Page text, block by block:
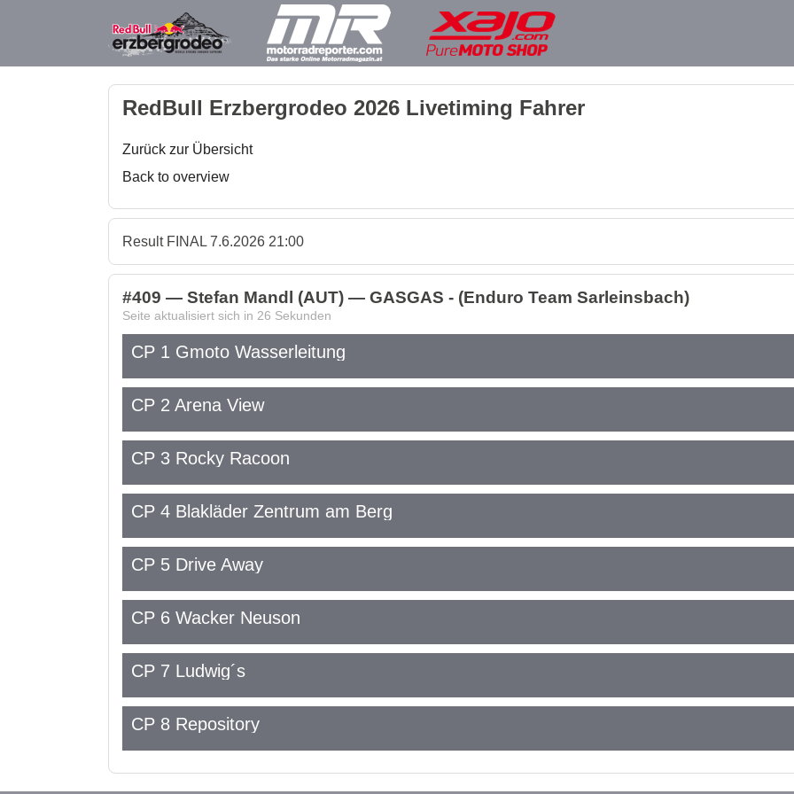
RedBull Erzbergrodeo 2026 Livetiming Fahrer
Zurück zur Übersicht
Back to overview
Result FINAL 7.6.2026 21:00
#409 — Stefan Mandl (AUT) — GASGAS - (Enduro Team Sarleinsbach)
Seite aktualisiert sich in 26 Sekunden
CP 1 Gmoto Wasserleitung
CP 2 Arena View
CP 3 Rocky Racoon
CP 4 Blakläder Zentrum am Berg
CP 5 Drive Away
CP 6 Wacker Neuson
CP 7 Ludwig´s
CP 8 Repository